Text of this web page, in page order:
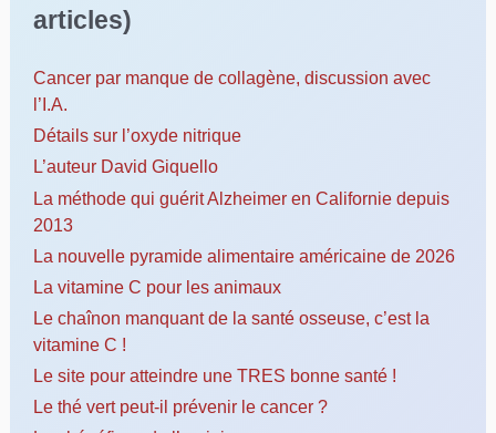
articles)
Cancer par manque de collagène, discussion avec
l’I.A.
Détails sur l’oxyde nitrique
L’auteur David Giquello
La méthode qui guérit Alzheimer en Californie depuis
2013
La nouvelle pyramide alimentaire américaine de 2026
La vitamine C pour les animaux
Le chaînon manquant de la santé osseuse, c’est la
vitamine C !
Le site pour atteindre une TRES bonne santé !
Le thé vert peut-il prévenir le cancer ?